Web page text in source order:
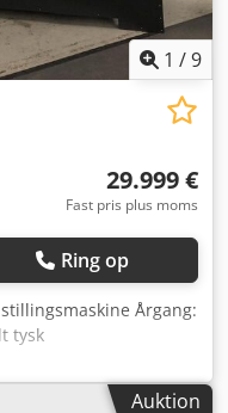
1 /9
29.999 €
Fast pris plus moms
Ring op
Årgang:
tysk
formatering,
med
Auktion